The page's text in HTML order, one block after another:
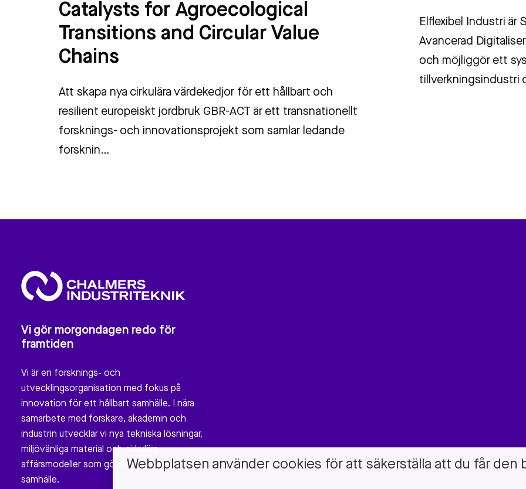
Catalysts for Agroecological
Transitions and Circular Value
Chains
Att skapa nya cirkulära värdekedjor för ett hållbart och
resilient europeiskt jordbruk GBR-ACT är ett transnationellt
forsknings- och innovationsprojekt som samlar ledande
forsknin…
Elflexibel Industri är
Avancerad
och möjliggör ett
tillverkningsindustri
Vi gör morgondagen redo för
framtiden
Vi är en forsknings- och
utvecklingsorganisation med fokus på
innovation för ett hållbart samhälle. I nära
samarbete med forskare, akademin och
industrin utvecklar vi nya tekniska lösningar,
miljövänliga material och cirkulära
affärsmodeller som gör verklig nytta för vårt
samhälle.
Webbplatsen använder cookies för att säkerställa att du får den